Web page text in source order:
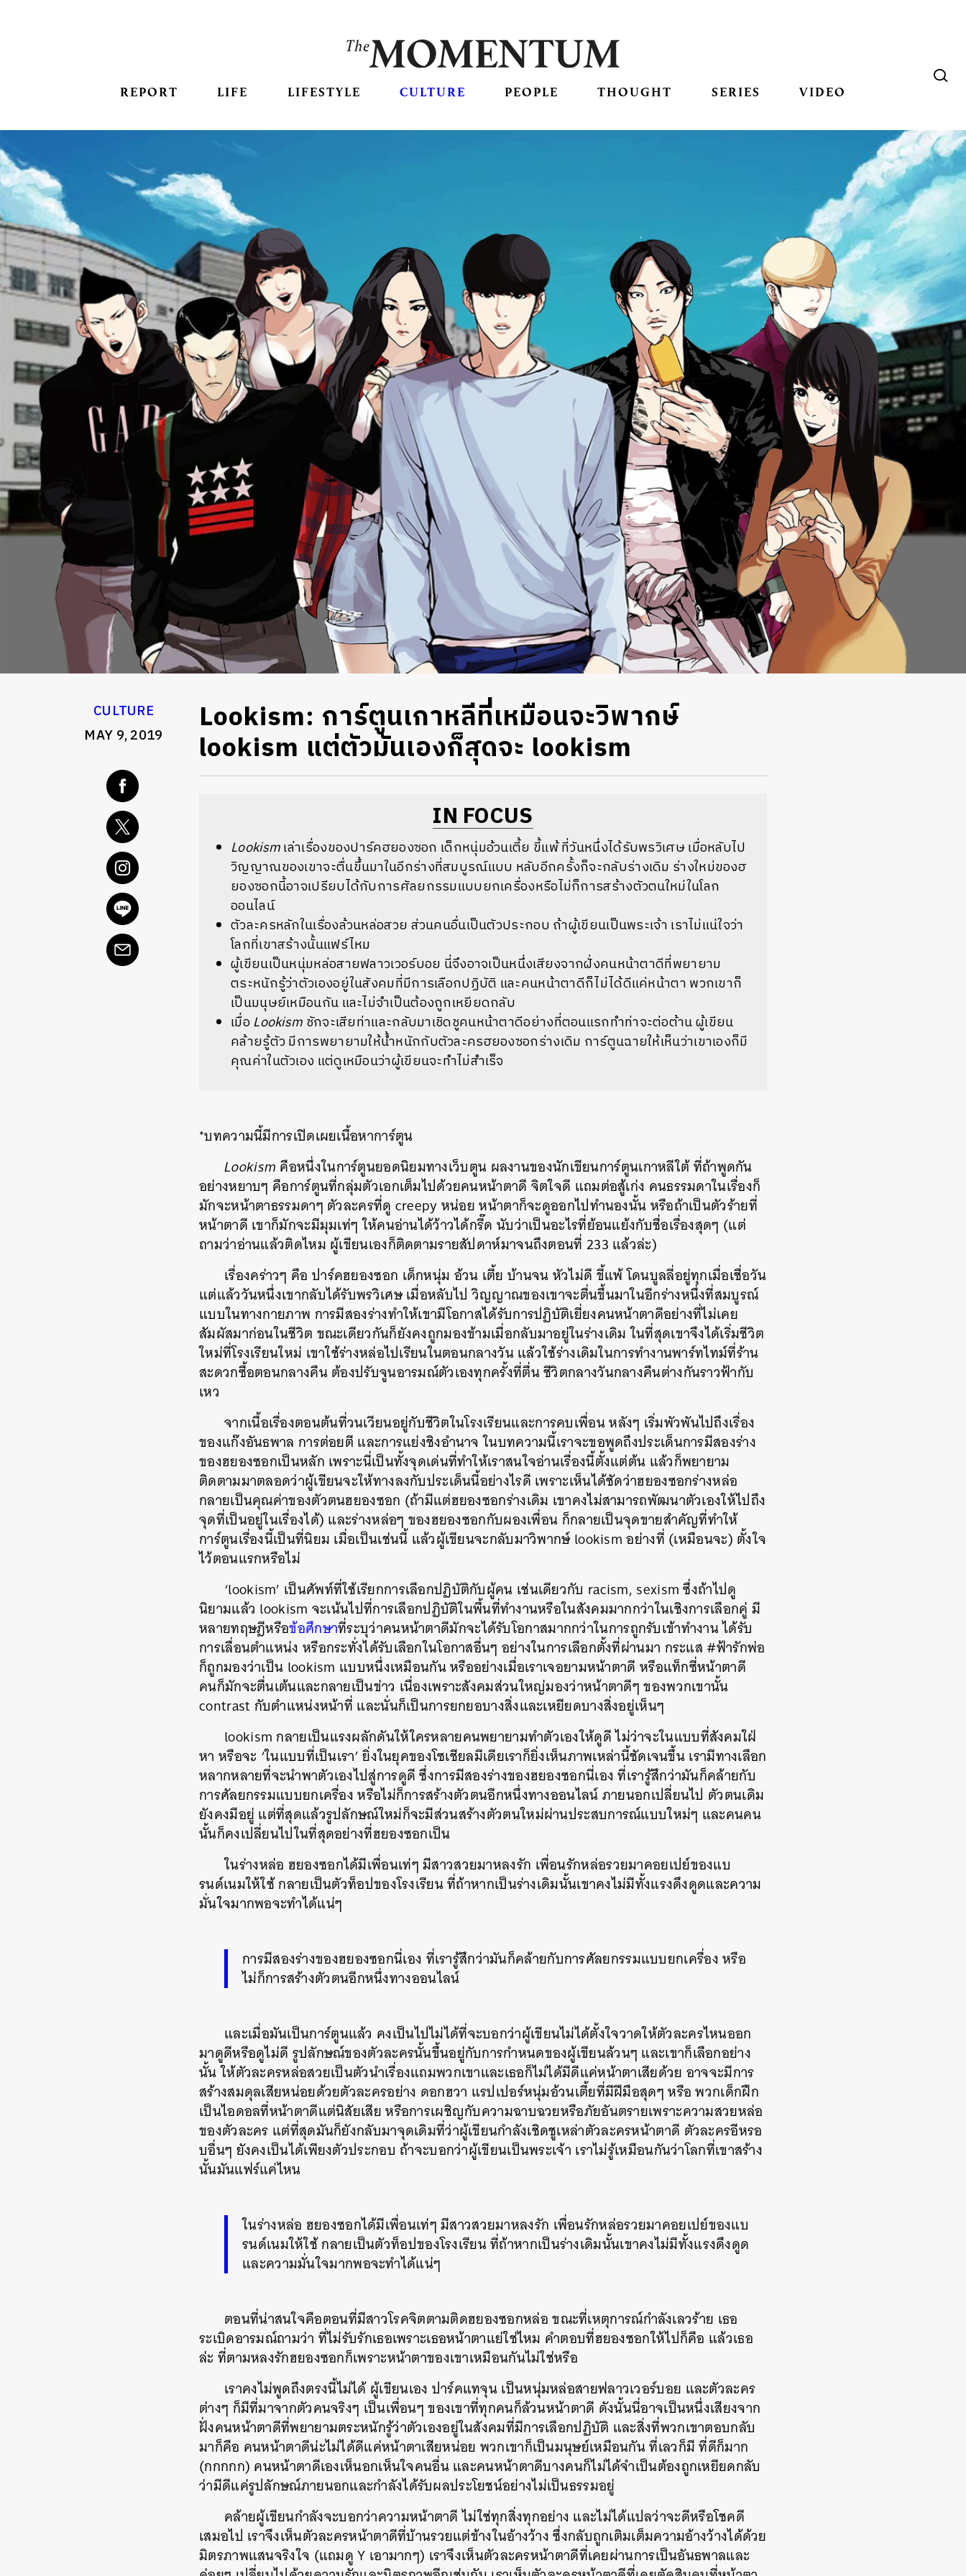
REPORT LIFE LIFESTYLE CULTURE PEOPLE THOUGHT SERIES VIDEO
CULTURE
MAY 9, 2019
Lookism: การ์ตูนเกาหลีที่เหมือนจะวิพากษ์
lookism แต่ตัวมันเองก็สุดจะ lookism
IN FOCUS
Lookismเล่าเรื่องของปาร์คฮยองซอก เด็กหนุ่มอ้วนเตี้ย ขี้แพ้ ที่วันหนึ่งได้รับพรวิเศษ เมื่อหลับไป
วิญญาณของเขาจะตื่นขึ้นมาในอีกร่างที่สมบูรณ์แบบ หลับอีกครั้งก็จะกลับร่างเดิม ร่างใหม่ของฮ
ยองซอกนี้อาจเปรียบได้กับการศัลยกรรมแบบยกเครื่องหรือไม่ก็การสร้างตัวตนใหม่ในโลก
ออนไลน์
ตัวละครหลักในเรื่องล้วนหล่อสวย ส่วนคนอื่นเป็นตัวประกอบ ถ้าผู้เขียนเป็นพระเจ้า เราไม่แน่ใจว่า
โลกที่เขาสร้างนั้นแฟร์ไหม
ผู้เขียนเป็นหนุ่มหล่อสายฟลาวเวอร์บอย นี่จึงอาจเป็นหนึ่งเสียงจากฝั่งคนหน้าตาดีที่พยายาม
ตระหนักรู้ว่าตัวเองอยู่ในสังคมที่มีการเลือกปฏิบัติ และคนหน้าตาดีก็ไม่ได้ดีแค่หน้าตา พวกเขาก็
เป็นมนุษย์เหมือนกัน และไม่จำเป็นต้องถูกเหยียดกลับ
เมื่อ Lookism ชักจะเสียท่าและกลับมาเชิดชูคนหน้าตาดีอย่างที่ตอนแรกทำท่าจะต่อต้าน ผู้เขียน
คล้ายรู้ตัว มีการพยายามให้น้ำหนักกับตัวละครฮยองซอกร่างเดิม การ์ตูนฉายให้เห็นว่าเขาเองก็มี
คุณค่าในตัวเอง แต่ดูเหมือนว่าผู้เขียนจะทำไม่สำเร็จ
*บทความนี้มีการเปิดเผยเนื้อหาการ์ตูน
Lookism คือหนึ่งในการ์ตูนยอดนิยมทางเว็บตูน ผลงานของนักเขียนการ์ตูนเกาหลีใต้ ที่ถ้าพูดกัน
อย่างหยาบๆ คือการ์ตูนที่กลุ่มตัวเอกเต็มไปด้วยคนหน้าตาดี จิตใจดี แถมต่อสู้เก่ง คนธรรมดาในเรื่องก็
มักจะหน้าตาธรรมดาๆ ตัวละครที่ดู creepy หน่อย หน้าตาก็จะดูออกไปทำนองนั้น หรือถ้าเป็นตัวร้ายที่
หน้าตาดี เขาก็มักจะมีมุมเท่ๆ ให้คนอ่านได้ว้าวได้กรี๊ด นับว่าเป็นอะไรที่ย้อนแย้งกับชื่อเรื่องสุดๆ (แต่
ถามว่าอ่านแล้วติดไหม ผู้เขียนเองก็ติดตามรายสัปดาห์มาจนถึงตอนที่ 233 แล้วล่ะ)
เรื่องคร่าวๆ คือ ปาร์คฮยองซอก เด็กหนุ่ม อ้วน เตี้ย บ้านจน หัวไม่ดี ขี้แพ้ โดนบูลลี่อยู่ทุกเมื่อเชื่อวัน
แต่แล้ววันหนึ่งเขากลับได้รับพรวิเศษ เมื่อหลับไป วิญญาณของเขาจะตื่นขึ้นมาในอีกร่างหนึ่งที่สมบูรณ์
แบบในทางกายภาพ การมีสองร่างทำให้เขามีโอกาสได้รับการปฏิบัติเยี่ยงคนหน้าตาดีอย่างที่ไม่เคย
สัมผัสมาก่อนในชีวิต ขณะเดียวกันก็ยังคงถูกมองข้ามเมื่อกลับมาอยู่ในร่างเดิม ในที่สุดเขาจึงได้เริ่มชีวิต
ใหม่ที่โรงเรียนใหม่ เขาใช้ร่างหล่อไปเรียนในตอนกลางวัน แล้วใช้ร่างเดิมในการทำงานพาร์ทไทม์ที่ร้าน
สะดวกซื้อตอนกลางคืน ต้องปรับจูนอารมณ์ตัวเองทุกครั้งที่ตื่น ชีวิตกลางวันกลางคืนต่างกันราวฟ้ากับ
เหว
จากเนื้อเรื่องตอนต้นที่วนเวียนอยู่กับชีวิตในโรงเรียนและการคบเพื่อน หลังๆ เริ่มพัวพันไปถึงเรื่อง
ของแก๊งอันธพาล การต่อยตี และการแย่งชิงอำนาจ ในบทความนี้เราจะขอพูดถึงประเด็นการมีสองร่าง
ของฮยองซอกเป็นหลัก เพราะนี่เป็นทั้งจุดเด่นที่ทำให้เราสนใจอ่านเรื่องนี้ตั้งแต่ต้น แล้วก็พยายาม
ติดตามมาตลอดว่าผู้เขียนจะให้ทางลงกับประเด็นนี้อย่างไรดี เพราะเห็นได้ชัดว่าฮยองซอกร่างหล่อ
กลายเป็นคุณค่าของตัวตนฮยองซอก (ถ้ามีแต่ฮยองซอกร่างเดิม เขาคงไม่สามารถพัฒนาตัวเองให้ไปถึง
จุดที่เป็นอยู่ในเรื่องได้) และร่างหล่อๆ ของฮยองซอกกับผองเพื่อน ก็กลายเป็นจุดขายสำคัญที่ทำให้
การ์ตูนเรื่องนี้เป็นที่นิยม เมื่อเป็นเช่นนี้ แล้วผู้เขียนจะกลับมาวิพากษ์ lookism อย่างที่ (เหมือนจะ) ตั้งใจ
ไว้ตอนแรกหรือไม่
‘lookism’ เป็นศัพท์ที่ใช้เรียกการเลือกปฏิบัติกับผู้คน เช่นเดียวกับ racism, sexism ซึ่งถ้าไปดู
นิยามแล้ว lookism จะเน้นไปที่การเลือกปฏิบัติในพื้นที่ทำงานหรือในสังคมมากกว่าในเชิงการเลือกคู่ มี
หลายทฤษฎีหรือข้อศึกษาที่ระบุว่าคนหน้าตาดีมักจะได้รับโอกาสมากกว่าในการถูกรับเข้าทำงาน ได้รับ
การเลื่อนตำแหน่ง หรือกระทั่งได้รับเลือกในโอกาสอื่นๆ อย่างในการเลือกตั้งที่ผ่านมา กระแส #ฟ้ารักพ่อ
ก็ถูกมองว่าเป็น lookism แบบหนึ่งเหมือนกัน หรืออย่างเมื่อเราเจอยามหน้าตาดี หรือแท็กซี่หน้าตาดี
คนก็มักจะตื่นเต้นและกลายเป็นข่าว เนื่องเพราะสังคมส่วนใหญ่มองว่าหน้าตาดีๆ ของพวกเขานั้น
contrast กับตำแหน่งหน้าที่ และนั่นก็เป็นการยกยอบางสิ่งและเหยียดบางสิ่งอยู่เห็นๆ
lookism กลายเป็นแรงผลักดันให้ใครหลายคนพยายามทำตัวเองให้ดูดี ไม่ว่าจะในแบบที่สังคมใฝ่
หา หรือจะ ‘ในแบบที่เป็นเรา’ ยิ่งในยุคของโซเชียลมีเดียเราก็ยิ่งเห็นภาพเหล่านี้ชัดเจนขึ้น เรามีทางเลือก
หลากหลายที่จะนำพาตัวเองไปสู่การดูดี ซึ่งการมีสองร่างของฮยองซอกนี่เอง ที่เรารู้สึกว่ามันก็คล้ายกับ
การศัลยกรรมแบบยกเครื่อง หรือไม่ก็การสร้างตัวตนอีกหนึ่งทางออนไลน์ ภายนอกเปลี่ยนไป ตัวตนเดิม
ยังคงมีอยู่ แต่ที่สุดแล้วรูปลักษณ์ใหม่ก็จะมีส่วนสร้างตัวตนใหม่ผ่านประสบการณ์แบบใหม่ๆ และคนคน
นั้นก็คงเปลี่ยนไปในที่สุดอย่างที่ฮยองซอกเป็น
ในร่างหล่อ ฮยองซอกได้มีเพื่อนเท่ๆ มีสาวสวยมาหลงรัก เพื่อนรักหล่อรวยมาคอยเปย์ของแบ
รนด์เนมให้ใช้ กลายเป็นตัวท็อปของโรงเรียน ที่ถ้าหากเป็นร่างเดิมนั้นเขาคงไม่มีทั้งแรงดึงดูดและความ
มั่นใจมากพอจะทำได้แน่ๆ
การมีสองร่างของฮยองซอกนี่เอง ที่เรารู้สึกว่ามันก็คล้ายกับการศัลยกรรมแบบยกเครื่อง หรือ
ไม่ก็การสร้างตัวตนอีกหนึ่งทางออนไลน์
และเมื่อมันเป็นการ์ตูนแล้ว คงเป็นไปไม่ได้ที่จะบอกว่าผู้เขียนไม่ได้ตั้งใจวาดให้ตัวละครไหนออก
มาดูดีหรือดูไม่ดี รูปลักษณ์ของตัวละครนั้นขึ้นอยู่กับการกำหนดของผู้เขียนล้วนๆ และเขาก็เลือกอย่าง
นั้น ให้ตัวละครหล่อสวยเป็นตัวนำเรื่องแถมพวกเขาและเธอก็ไม่ได้มีดีแค่หน้าตาเสียด้วย อาจจะมีการ
สร้างสมดุลเสียหน่อยด้วยตัวละครอย่าง ดอกฮวา แรปเปอร์หนุ่มอ้วนเตี้ยที่มีฝีมือสุดๆ หรือ พวกเด็กฝึก
เป็นไอดอลที่หน้าตาดีแต่นิสัยเสีย หรือการเผชิญกับความฉาบฉวยหรือภัยอันตรายเพราะความสวยหล่อ
ของตัวละคร แต่ที่สุดมันก็ยังกลับมาจุดเดิมที่ว่าผู้เขียนกำลังเชิดชูเหล่าตัวละครหน้าตาดี ตัวละครอีหรอ
บอื่นๆ ยังคงเป็นได้เพียงตัวประกอบ ถ้าจะบอกว่าผู้เขียนเป็นพระเจ้า เราไม่รู้เหมือนกันว่าโลกที่เขาสร้าง
นั้นมันแฟร์แค่ไหน
ในร่างหล่อ ฮยองซอกได้มีเพื่อนเท่ๆ มีสาวสวยมาหลงรัก เพื่อนรักหล่อรวยมาคอยเปย์ของแบ
รนด์เนมให้ใช้ กลายเป็นตัวท็อปของโรงเรียน ที่ถ้าหากเป็นร่างเดิมนั้นเขาคงไม่มีทั้งแรงดึงดูด
และความมั่นใจมากพอจะทำได้แน่ๆ
ตอนที่น่าสนใจคือตอนที่มีสาวโรคจิตตามติดฮยองซอกหล่อ ขณะที่เหตุการณ์กำลังเลวร้าย เธอ
ระเบิดอารมณ์ถามว่า ที่ไม่รับรักเธอเพราะเธอหน้าตาแย่ใช่ไหม คำตอบที่ฮยองซอกให้ไปก็คือ แล้วเธอ
ล่ะ ที่ตามหลงรักฮยองซอกก็เพราะหน้าตาของเขาเหมือนกันไม่ใช่หรือ
เราคงไม่พูดถึงตรงนี้ไม่ได้ ผู้เขียนเอง ปาร์คแทจุน เป็นหนุ่มหล่อสายฟลาวเวอร์บอย และตัวละคร
ต่างๆ ก็มีที่มาจากตัวคนจริงๆ เป็นเพื่อนๆ ของเขาที่ทุกคนก็ล้วนหน้าตาดี ดังนั้นนี่อาจเป็นหนึ่งเสียงจาก
ฝั่งคนหน้าตาดีที่พยายามตระหนักรู้ว่าตัวเองอยู่ในสังคมที่มีการเลือกปฏิบัติ และสิ่งที่พวกเขาตอบกลับ
มาก็คือ คนหน้าตาดีน่ะไม่ได้ดีแค่หน้าตาเสียหน่อย พวกเขาก็เป็นมนุษย์เหมือนกัน ที่เลวก็มี ที่ดีก็มาก
(กกกกก) คนหน้าตาดีเองเห็นอกเห็นใจคนอื่น และคนหน้าตาดีบางคนก็ไม่ได้จำเป็นต้องถูกเหยียดกลับ
ว่ามีดีแค่รูปลักษณ์ภายนอกและกำลังได้รับผลประโยชน์อย่างไม่เป็นธรรมอยู่
คล้ายผู้เขียนกำลังจะบอกว่าความหน้าตาดี ไม่ใช่ทุกสิ่งทุกอย่าง และไม่ได้แปลว่าจะดีหรือโชคดี
เสมอไป เราจึงเห็นตัวละครหน้าตาดีที่บ้านรวยแต่ข้างในอ้างว้าง ซึ่งกลับถูกเติมเต็มความอ้างว้างได้ด้วย
มิตรภาพแสนจริงใจ (แถมดู Y เอามากๆ) เราจึงเห็นตัวละครหน้าตาดีที่เคยผ่านการเป็นอันธพาลและ
ค้นหา
SHARE TWEET LINE EMAIL